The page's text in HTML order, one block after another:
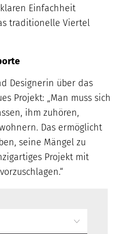
Einfachheit
traditionelle Viertel
Designerin über das
Projekt: „Man muss sich
ihm zuhören,
Das ermöglicht
seine Mängel zu
Projekt mit